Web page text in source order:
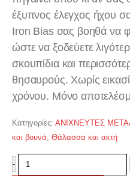
έξυπνος έλεγχος ήχου
Iron Bias σας βοηθά να
ώστε να ξοδεύετε
σκουπίδια και
θησαυρούς. Χωρίς
χρόνου. Μόνο
Κατηγορίες: ΑΝΙΧΝΕΥΤΕΣ
και βουνά Θάλασσα και ακτή
-